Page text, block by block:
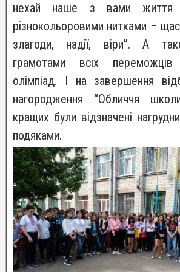
нехай наше з вами життя
різнокольоровими нитками –
злагоди, надії, віри”. А
грамотами всіх
олімпіад. І на завершення
нагородження “Обличчя
кращих були відзначені
подяками.